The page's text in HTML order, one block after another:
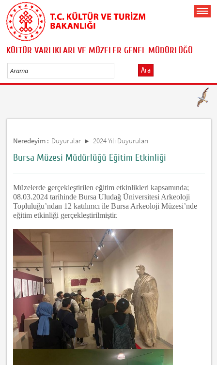
KÜLTÜR VARLIKLARI VE MÜZELER GENEL MÜDÜRLÜĞÜ
Ara
Neredeyim : Duyurular 2024 Yılı Duyuruları
Bursa Müzesi Müdürlüğü Eğitim Etkinliği
Müzelerde gerçekleştirilen eğitim etkinlikleri kapsamında;
08.03.2024 tarihinde Bursa Uludağ Üniversitesi Arkeoloji
Topluluğu’ndan 12 katılımcı ile Bursa Arkeoloji Müzesi’nde
eğitim etkinliği gerçekleştirilmiştir.